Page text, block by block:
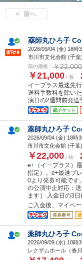
< 前へ
薬師丸ひろ子
2026/09/04 (金) 18時
市川市文化会館 (千葉)
前の価格： ￥
￥21,000 / 枚
イープラス最速先
送料手数料を除い
演日の2週間前発送
紙チケット
薬師丸ひろ子
2026/09/04 (金) 18時
市川市文化会館 (千葉)
￥22,000 / 枚
e+（イープラス）
指定）。e+最速プ
0より発券可能で
の公演中止対応：
ます］ 入金日の3
ご入金後、マイペ
発券番号
薬師丸ひろ子
2026/09/09 (水) 18時
レクザムホール（香